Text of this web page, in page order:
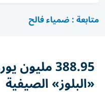
متابعة : ضمياء فالح
388.95
«البلوز» الصيفية